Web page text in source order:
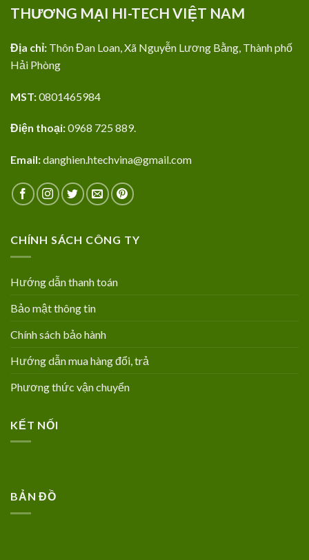
THƯƠNG MẠI HI-TECH VIỆT NAM
Địa chỉ: Thôn Đan Loan, Xã Nguyễn Lương Bằng, Thành phố
Hải Phòng
MST:0801465984
Điện thoại:0968 725 889.
Email:danghien.htechvina@gmail.com
CHÍNH SÁCH CÔNG TY
Hướng dẫn thanh toán
Bảo mật thông tin
Chính sách bảo hành
Hướng dẫn mua hàng đổi, trả
Phương thức vận chuyển
KẾT NỐI
BẢN ĐỒ